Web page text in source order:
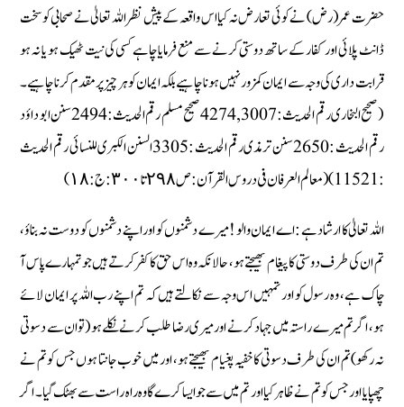
حضرت عمر (رض) نے کوئی تعارض نہ کیا اس واقعہ کے پیش نظر اللہ تعالیٰ نے صحابی کو سخت
ڈانٹ پلائی اور کفار کے ساتھ دوستی کرنے سے منع فرمایا چاہے کسی کی نیت ٹھیک ہو یا نہ ہو
قرابت داری کی وجہ سے ایمان کمزور نہیں ہونا چاہیے بلکہ ایمان کو ہر چیز پر مقدم کرنا چاہیے۔
(صحیح البخاری رقم الحدیث :3007, 4274 صحیح مسلم رقم الحدیث :2494 سنن ابو داؤد
رقم الحدیث :2650 سنن ترمذی رقم الحدیث :3305 السنن الکبری للنسائی رقم الحدیث
:11521) ( معالم العرفان فی دروس القرآن : ص ٢٩٨ تا ٣٠٠: ج : ١٨)
اللہ تعالیٰ کا ارشاد ہے : اے ایمان والو ! میرے دشمنوں کو اور اپنے دشمنوں کو دوست نہ بناؤ،
تم ان کی طرف دوستی کا پیغام بھیجتے ہو، حالانکہ وہ اس حق کا کفر کرتے ہیں جو تمہارے پاس آ
چاک ہے، وہ رسول کو اور تمہیں اس وجہ سے نکالتے ہیں کہ تم اپنے رب اللہ پر ایمان لائے
ہو، اگر تم میرے راستہ میں جہاد کرنے اور میری رضا طلب کرنے نکلے ہو (تو ان سے دسوتی
نہ رکھو) تم ان کی طرف دسوتی کا خفیہ پغیام بھیجتے ہو، اور میں خوب جانتا ہوں جس کو تم نے
چھپایا اور جس کو تم نے ظاہر کیا اور تم میں سے جو ایسا کرے گا وہ راہ راست سے بھٹک گیا۔ اگر